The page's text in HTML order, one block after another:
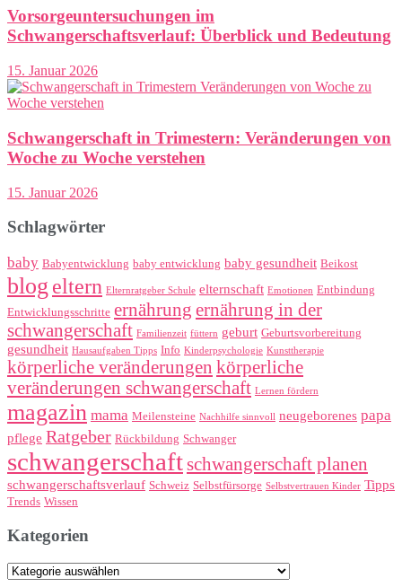
Vorsorgeuntersuchungen im
Schwangerschaftsverlauf: Überblick und Bedeutung
15. Januar 2026
Schwangerschaft in Trimestern: Veränderungen von
Woche zu Woche verstehen
15. Januar 2026
Schlagwörter
baby Babyentwicklung baby entwicklung baby gesundheit Beikost
blog eltern Elternratgeber Schule elternschaft Emotionen Entbindung
Entwicklungsschritte ernährung ernährung in der
schwangerschaft Familienzeit füttern geburt Geburtsvorbereitung
gesundheit Hausaufgaben Tipps Info Kinderpsychologie Kunsttherapie
körperliche veränderungen körperliche
veränderungen schwangerschaft Lernen fördern
magazin mama Meilensteine Nachhilfe sinnvoll neugeborenes papa
pflege Ratgeber Rückbildung Schwanger
schwangerschaftschwangerschaft planen
schwangerschaftsverlauf Schweiz Selbstfürsorge Selbstvertrauen Kinder Tipps
Trends Wissen
Kategorien
Kategorien